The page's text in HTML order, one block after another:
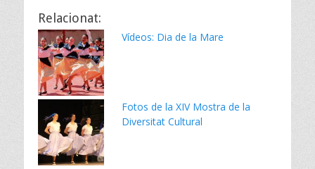
ac
e
b
o
o
k
w
itt
er
er ai
Relacionat:
Vídeos: Dia de la Mare
Fotos de la XIV Mostra de la
Diversitat Cultural